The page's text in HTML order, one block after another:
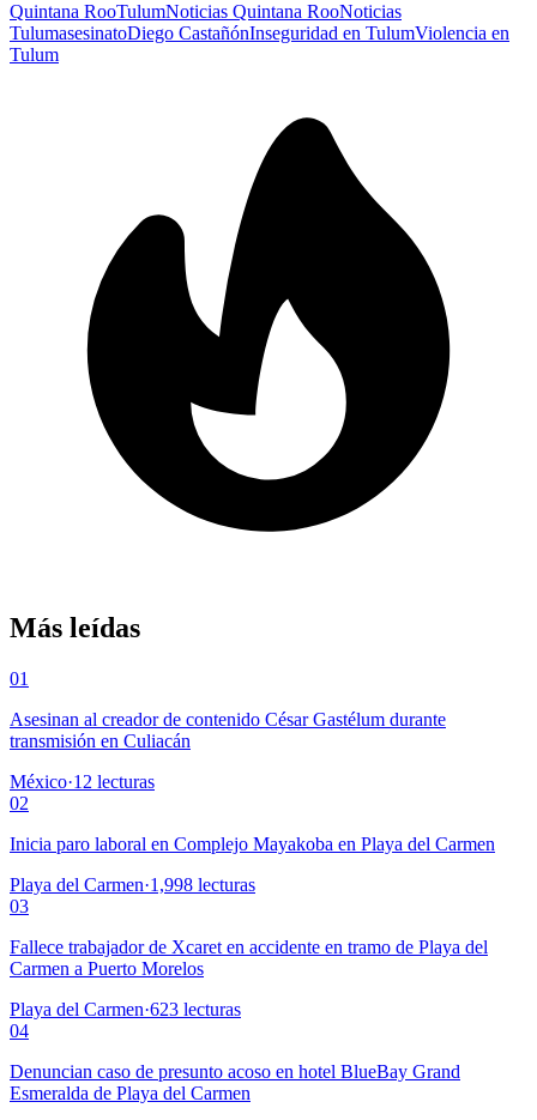
Quintana RooTulumNoticias Quintana RooNoticias
TulumasesinatoDiego CastañónInseguridad en TulumViolencia en
Tulum
Más leídas
01
Asesinan al creador de contenido César Gastélum durante
transmisión en Culiacán
México·12 lecturas
02
Inicia paro laboral en Complejo Mayakoba en Playa del Carmen
Playa del Carmen·1,998 lecturas
03
Fallece trabajador de Xcaret en accidente en tramo de Playa del
Carmen a Puerto Morelos
Playa del Carmen·623 lecturas
04
Denuncian caso de presunto acoso en hotel BlueBay Grand
Esmeralda de Playa del Carmen